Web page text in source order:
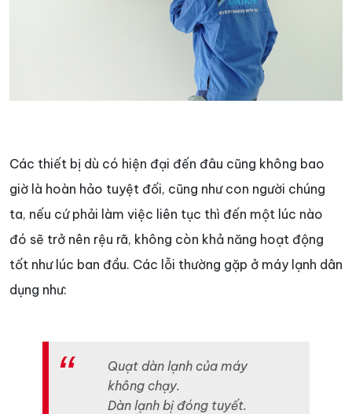
Các thiết bị dù có hiện đại đến đâu cũng không bao
giờ là hoàn hảo tuyệt đối, cũng như con người chúng
ta, nếu cứ phải làm việc liên tục thì đến một lúc nào
đó sẽ trở nên rệu rã, không còn khả năng hoạt động
tốt như lúc ban đầu. Các lỗi thường gặp ở máy lạnh dân
dụng như:
Quạt dàn lạnh của máy
không chạy.
Dàn lạnh bị đóng tuyết.